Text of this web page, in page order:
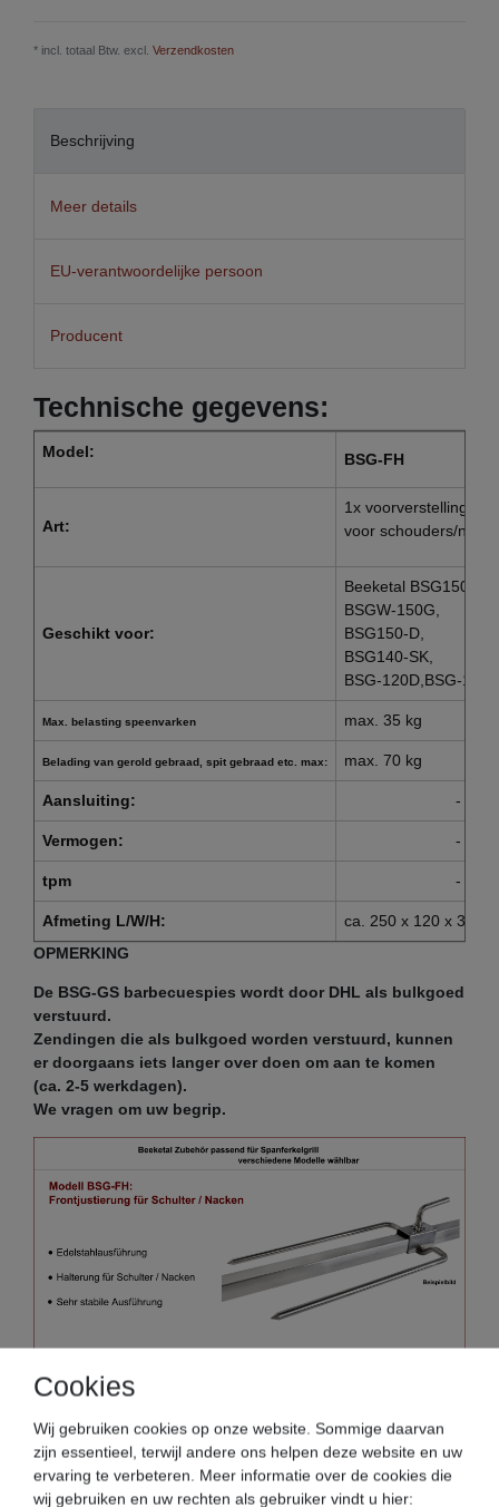
* incl. totaal Btw. excl. Verzendkosten
Beschrijving
Meer details
EU-verantwoordelijke persoon
Producent
Technische gegevens:
Model: BSG-FH
Art:
1x voorverstelling
voor schouders/nek
Geschikt voor:
Beeketal BSG150,
BSGW-150G,
BSG150-D,
BSG140-SK,
BSG-120D,BSG-
Max. belasting speenvarken max. 35 kg
Belading van gerold gebraad, spit gebraad etc. max: max. 70 kg
Aansluiting: -
Vermogen: -
tpm -
Afmeting L/W/H:
ca. 250 x 120 x 30
OPMERKING
De BSG-GS barbecuespies wordt door DHL als bulkgoed
verstuurd.
Zendingen die als bulkgoed worden verstuurd, kunnen
er doorgaans iets langer over doen om aan te komen
(ca. 2-5 werkdagen).
We vragen om uw begrip.
Cookies
Wij gebruiken cookies op onze website. Sommige daarvan
zijn essentieel, terwijl andere ons helpen deze website en uw
ervaring te verbeteren. Meer informatie over de cookies die
wij gebruiken en uw rechten als gebruiker vindt u hier: